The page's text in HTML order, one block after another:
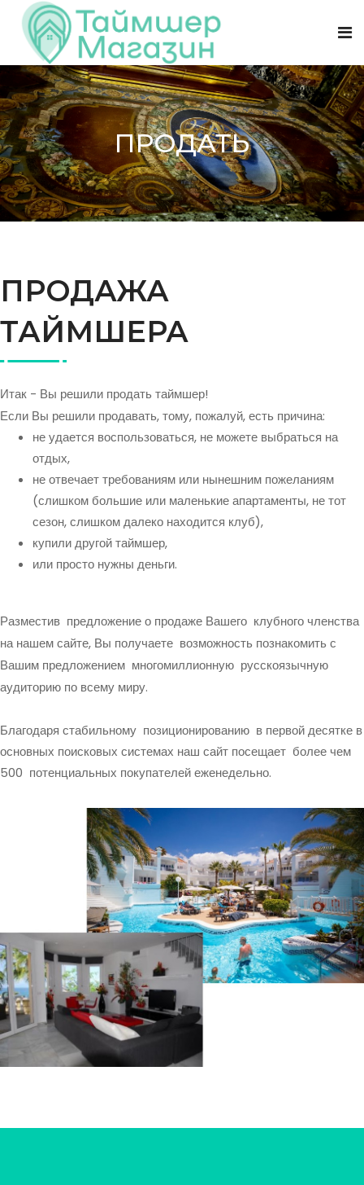
ПРОДАТЬ
ПРОДАЖА
ТАЙМШЕРА
Итак - Вы решили продать таймшер!
Если Вы решили продавать, тому, пожалуй, есть причина:
не удается воспользоваться, не можете выбраться на
отдых,
не отвечает требованиям или нынешним пожеланиям
(слишком большие или маленькие апартаменты, не тот
сезон, слишком далеко находится клуб),
купили другой таймшер,
или просто нужны деньги.
Разместив предложение о продаже Вашего клубного членства
на нашем сайте, Вы получаете возможность познакомить с
Вашим предложением многомиллионную русскоязычную
аудиторию по всему миру.
Благодаря стабильному позиционированию в первой десятке в
основных поисковых системах наш сайт посещает более чем
500 потенциальных покупателей еженедельно.